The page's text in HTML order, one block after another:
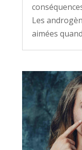
Les
aimées